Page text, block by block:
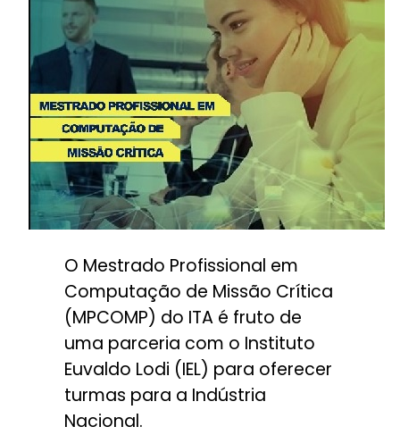
O Mestrado Profissional em
Computação de Missão Crítica
(MPCOMP) do ITA é fruto de
uma parceria com o Instituto
Euvaldo Lodi (IEL) para oferecer
turmas para a Indústria
Nacional.